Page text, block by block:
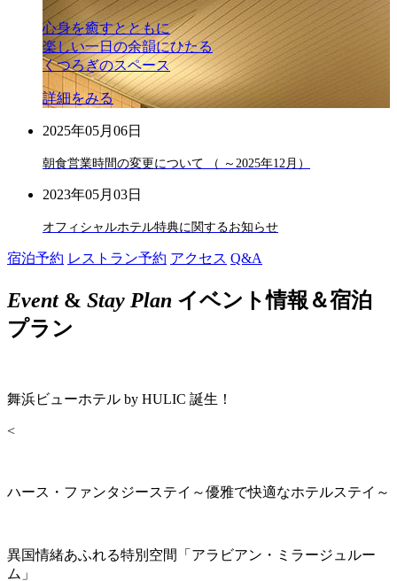
心身を癒すとともに
楽しい一日の余韻にひたる
くつろぎのスペース
詳細をみる
2025年05月06日
朝食営業時間の変更について （ ～2025年12月）
2023年05月03日
オフィシャルホテル特典に関するお知らせ
宿泊予約 レストラン予約 アクセス Q&A
Event& Stay Plan イベント情報＆宿泊
プラン
舞浜ビューホテル by HULIC 誕生！
<
ハース・ファンタジーステイ～優雅で快適なホテルステイ～
異国情緒あふれる特別空間「アラビアン・ミラージュルー
ム」